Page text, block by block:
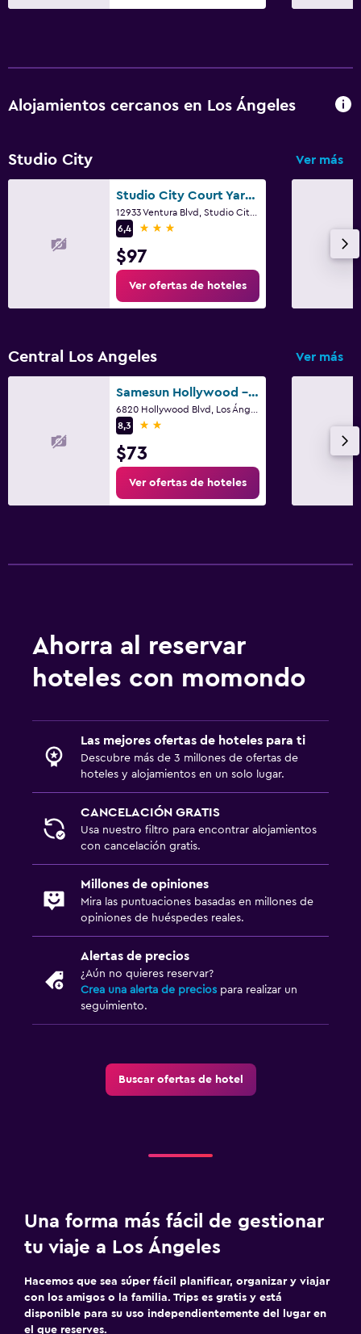
Alojamientos cercanos en Los Ángeles
Studio City Ver más
Studio City Court Yard Hotel
6,4
3 estrellas
$97
Ver ofertas de hoteles
Central Los Angeles Ver más
Samesun Hollywood - Hostel
8,3
2 estrellas
$73
Ver ofertas de hoteles
Ahorra al reservar
hoteles con momondo
Las mejores ofertas de hoteles para ti
Descubre más de 3 millones de ofertas de
hoteles y alojamientos en un solo lugar.
CANCELACIÓN GRATIS
Usa nuestro filtro para encontrar alojamientos
con cancelación gratis.
Millones de opiniones
Mira las puntuaciones basadas en millones de
opiniones de huéspedes reales.
Alertas de precios
¿Aún no quieres reservar?
Crea una alerta de precios para realizar un
seguimiento.
Buscar ofertas de hotel
Una forma más fácil de gestionar
tu viaje a Los Ángeles
Hacemos que sea súper fácil planificar, organizar y viajar
con los amigos o la familia. Trips es gratis y está
disponible para su uso independientemente del lugar en
el que reserves.